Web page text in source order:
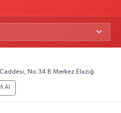
No:34 B Merkez Elazığ
Al